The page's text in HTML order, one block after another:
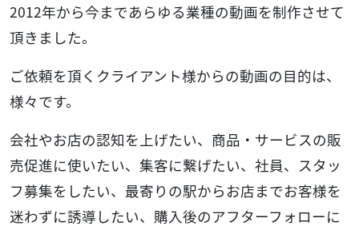
2012年から今まであらゆる業種の動画を制作させて
頂きました。
ご依頼を頂くクライアント様からの動画の目的は、
様々です。
会社やお店の認知を上げたい、商品・サービスの販
売促進に使いたい、集客に繋げたい、社員、スタッ
フ募集をしたい、最寄りの駅からお店までお客様を
迷わずに誘導したい、購入後のアフターフォローに